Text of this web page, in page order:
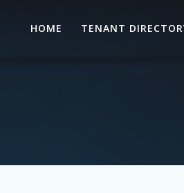
HOME TENANT